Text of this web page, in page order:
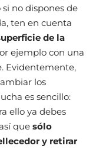
no dispones de
ten en cuenta
de la
ejemplo con una
Evidentemente,
los
es sencillo:
ello ya debes
que sólo
y retirar